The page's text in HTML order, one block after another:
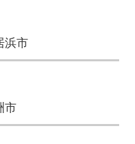
浜市
市